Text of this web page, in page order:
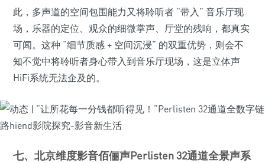
此，多声道的空间包围能力又将聆听者 “带入” 音乐厅现
场，乐器的定位、观众的细微掌声、厅堂的残响，都真实
可闻。这种 “细节质感 + 空间沉浸” 的双重优势，则会不
知不觉中将聆听者身心带入到音乐厅现场，这是立体声
HiFi系统无法企及的。
七、北京维度影音佰俪声Perlisten 32通道全景声系